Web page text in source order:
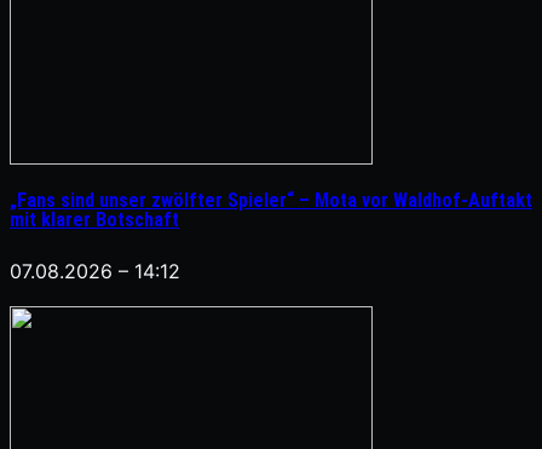
„Fans sind unser zwölfter Spieler“ – Mota vor Waldhof-Auftakt
mit klarer Botschaft
07.08.2026 – 14:12